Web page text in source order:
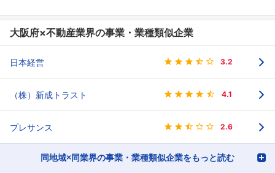
大阪府×不動産業界の事業・業種類似企業
日本経営 3.2
（株）新成トラスト 4.1
プレサンス 2.6
同地域×同業界の事業・業種類似企業をもっと読む